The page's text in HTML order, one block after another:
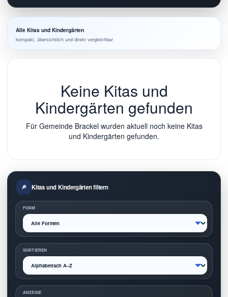
Alle Kitas und Kindergärten
kompakt, übersichtlich und direkt vergleichbar
Keine Kitas und
Kindergärten gefunden
Für Gemeinde Brackel wurden aktuell noch keine Kitas
und Kindergärten gefunden.
Kitas und Kindergärten filtern
FORM
SORTIEREN
ANZEIGE